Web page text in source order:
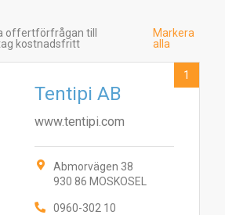
offertförfrågan till
kostnadsfritt
Markera
alla
Tentipi AB
www.tentipi.com
Abmorvägen 38
930 86 MOSKOSEL
0960-302 10
1